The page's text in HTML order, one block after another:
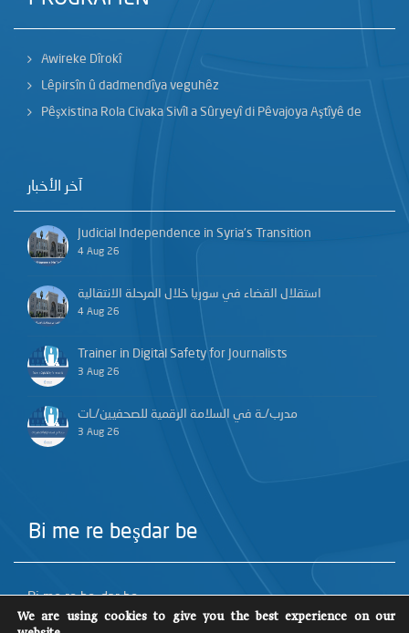
Awireke Dîrokî
Lêpirsîn û dadmendîya veguhêz
Pêşxistina Rola Civaka Sivîl a Sûryeyî di Pêvajoya Aştîyê de
آخر الأخبار
Judicial Independence in Syria’s Transition
4 Aug 26
استقلال القضاء في سوريا خلال المرحلة الانتقالية
4 Aug 26
Trainer in Digital Safety for Journalists
3 Aug 26
مدرب/ـة في السلامة الرقمية للصحفيين/ـات
3 Aug 26
Bi me re beşdar be
Bi me re beşdar be
We are using cookies to give you the best experience on our